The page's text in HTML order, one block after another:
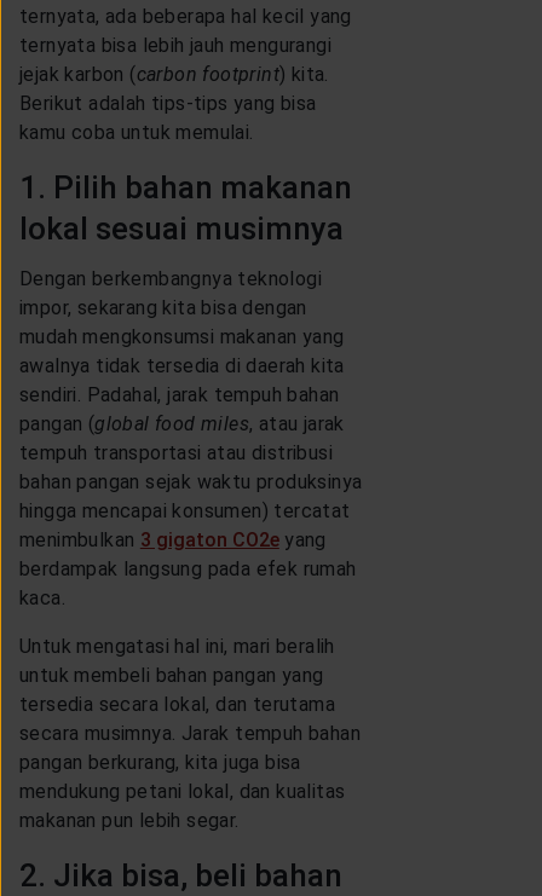
ternyata, ada beberapa hal kecil yang
ternyata bisa lebih jauh mengurangi
jejak karbon (carbon footprint) kita.
Berikut adalah tips-tips yang bisa
kamu coba untuk memulai.
1. Pilih bahan makanan
lokal sesuai musimnya
Dengan berkembangnya teknologi
impor, sekarang kita bisa dengan
mudah mengkonsumsi makanan yang
awalnya tidak tersedia di daerah kita
sendiri. Padahal, jarak tempuh bahan
pangan (global food miles, atau jarak
tempuh transportasi atau distribusi
bahan pangan sejak waktu produksinya
hingga mencapai konsumen) tercatat
menimbulkan 3 gigaton CO2eyang
berdampak langsung pada efek rumah
kaca.
Untuk mengatasi hal ini, mari beralih
untuk membeli bahan pangan yang
tersedia secara lokal, dan terutama
secara musimnya. Jarak tempuh bahan
pangan berkurang, kita juga bisa
mendukung petani lokal, dan kualitas
makanan pun lebih segar.
2. Jika bisa, beli bahan